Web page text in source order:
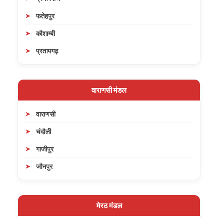
फतेहपुर
कौशाम्बी
प्रतापगढ़
वाराणसी मंडल
वाराणसी
चंदौली
गाजीपुर
जौनपुर
मेरठ मंडल